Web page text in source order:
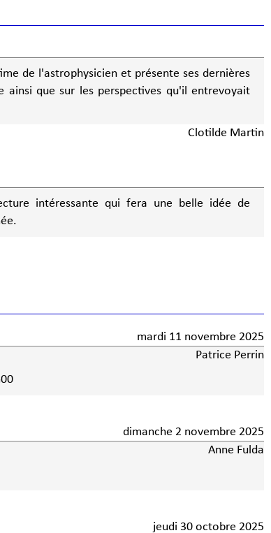
de l'astrophysicien et présente ses dernières
que sur les perspectives qu'il entrevoyait
Clotilde Martin
intéressante qui fera une belle idée de
mardi 11 novembre 2025
Patrice Perrin
dimanche 2 novembre 2025
Anne Fulda
jeudi 30 octobre 2025